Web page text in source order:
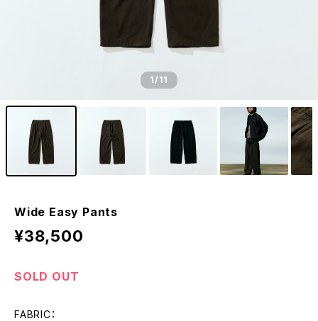
1/11
Wide Easy Pants
¥38,500
SOLD OUT
FABRIC：